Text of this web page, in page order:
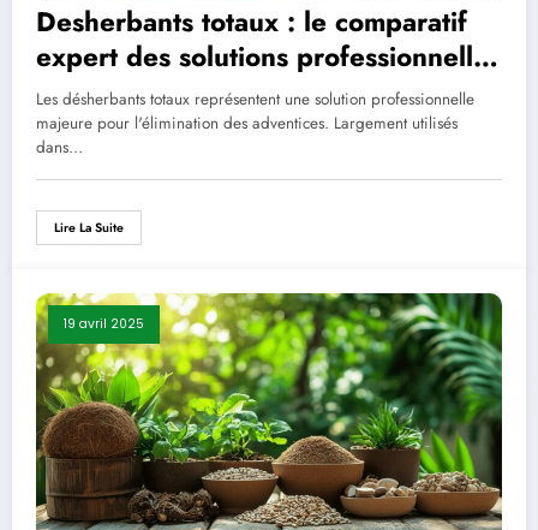
Desherbants totaux : le comparatif
expert des solutions professionnelles
2025
Les désherbants totaux représentent une solution professionnelle
majeure pour l'élimination des adventices. Largement utilisés
dans…
Lire La Suite
19 avril 2025